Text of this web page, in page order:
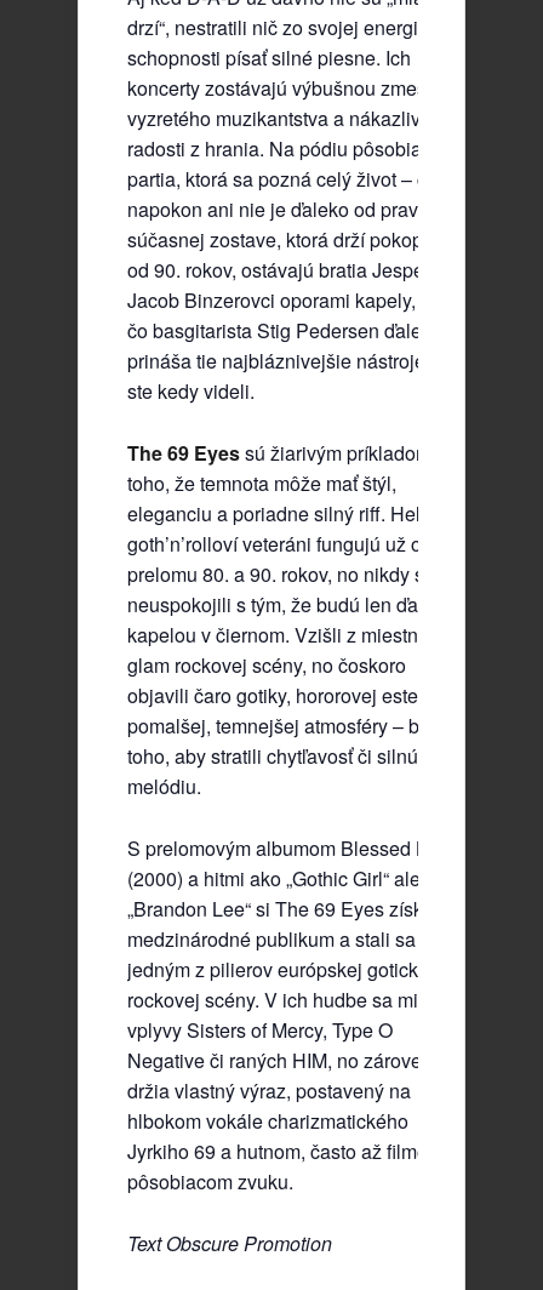
drzí“, nestratili nič zo svojej energie ani
schopnosti písať silné piesne. Ich
koncerty zostávajú výbušnou zmesou
vyzretého muzikantstva a nákazlivej
radosti z hrania. Na pódiu pôsobia ako
partia, ktorá sa pozná celý život – čo
napokon ani nie je ďaleko od pravdy. V
súčasnej zostave, ktorá drží pokope už
od 90. rokov, ostávajú bratia Jesper a
Jacob Binzerovci oporami kapely, zatiaľ
čo basgitarista Stig Pedersen ďalej
prináša tie najbláznivejšie nástroje, aké
ste kedy videli.
The 69 Eyessú žiarivým príkladom
toho, že temnota môže mať štýl,
eleganciu a poriadne silný riff. Helsinskí
goth’n’rolloví veteráni fungujú už od
prelomu 80. a 90. rokov, no nikdy sa
neuspokojili s tým, že budú len ďalšou
kapelou v čiernom. Vzišli z miestnej
glam rockovej scény, no čoskoro
objavili čaro gotiky, hororovej estetiky a
pomalšej, temnejšej atmosféry – bez
toho, aby stratili chytľavosť či silnú
melódiu.
S prelomovým albumom Blessed Be
(2000) a hitmi ako „Gothic Girl“ alebo
„Brandon Lee“ si The 69 Eyes získali
medzinárodné publikum a stali sa
jedným z pilierov európskej gotickej
rockovej scény. V ich hudbe sa miešajú
vplyvy Sisters of Mercy, Type O
Negative či raných HIM, no zároveň si
držia vlastný výraz, postavený na
hlbokom vokále charizmatického
Jyrkiho 69 a hutnom, často až filmovo
pôsobiacom zvuku.
Text Obscure Promotion